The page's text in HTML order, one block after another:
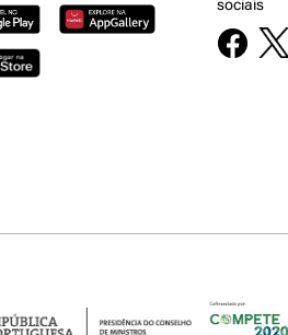
sociais